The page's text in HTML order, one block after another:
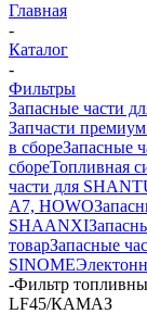
Главная
-
Каталог
-
Фильтры
Запасные части
Запчасти премиум
в сбореЗапасные
сбореТопливная
части для
A7, HOWO
SHAANXI
товарЗапасные
SINOME
-Фильтр
LF45/КАМАЗ